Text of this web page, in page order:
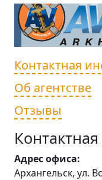
Контактная
Об агентстве
Отзывы
Адрес офиса:
Архангельск, ул.